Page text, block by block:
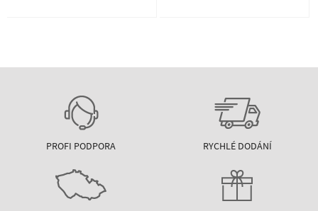
PROFI PODPORA RYCHLÉ DODÁNÍ